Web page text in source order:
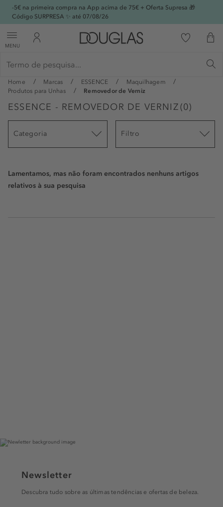
-5€ na primeira compra na App acima de 75€ + Oferta Supresa 🎁
Código SURPRESA ✨ até 07/08/26
MENU
Home Marcas ESSENCE
Maquilhagem
Produtos para Unhas
Removedor de Verniz
ESSENCE - REMOVEDOR DE VERNIZ(0)
Categoria Filtro
Lamentamos, mas não foram encontrados nenhuns artigos
relativos à sua pesquisa
Newsletter
Descubra tudo sobre as últimas tendências e ofertas de beleza.